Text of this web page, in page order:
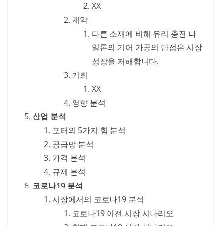
XX
제약
다른 소재에 비해 유리 충전 나
일론의 기어 가공의 단점은 시장
성장을 저해합니다.
기회
XX
영향 분석
산업 분석
포터의 5가지 힘 분석
공급망 분석
가격 분석
규제 분석
코로나19 분석
시장에서의 코로나19 분석
코로나19 이전 시장 시나리오